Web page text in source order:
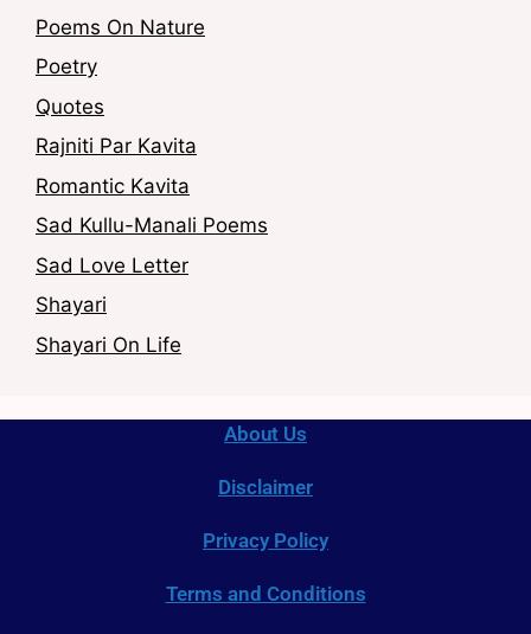
Poems On Nature
Poetry
Quotes
Rajniti Par Kavita
Romantic Kavita
Sad Kullu-Manali Poems
Sad Love Letter
Shayari
Shayari On Life
About Us
Disclaimer
Privacy Policy
Terms and Conditions